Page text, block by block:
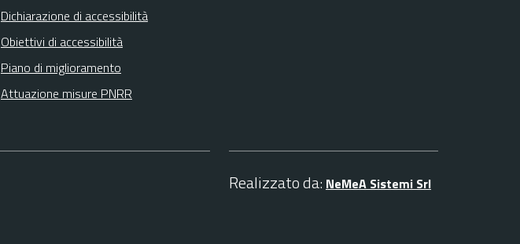
Dichiarazione di accessibilità
Obiettivi di accessibilità
Piano di miglioramento
Attuazione misure PNRR
Realizzato da: NeMeA Sistemi Srl